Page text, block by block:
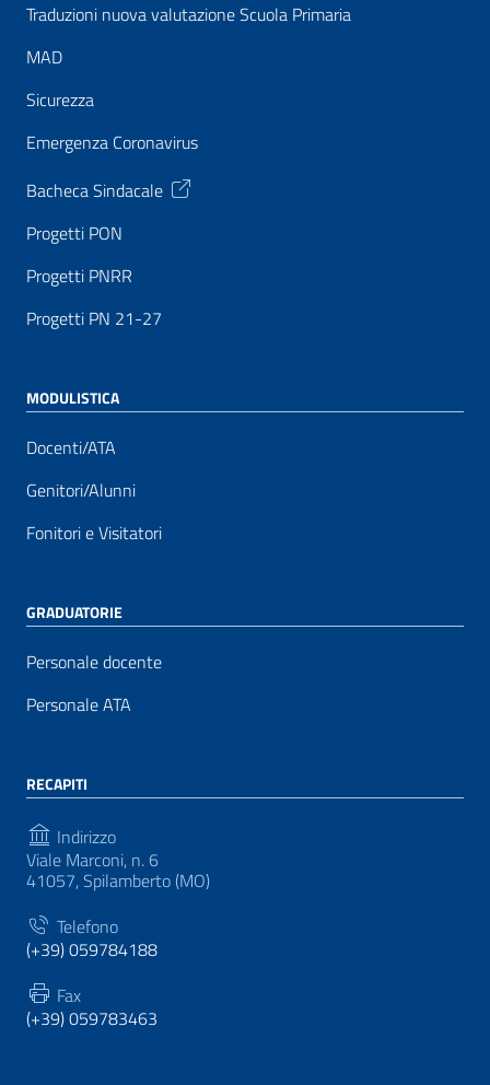
Traduzioni nuova valutazione Scuola Primaria
MAD
Sicurezza
Emergenza Coronavirus
Bacheca Sindacale
Progetti PON
Progetti PNRR
Progetti PN 21-27
MODULISTICA
Docenti/ATA
Genitori/Alunni
Fonitori e Visitatori
GRADUATORIE
Personale docente
Personale ATA
RECAPITI
Indirizzo
Viale Marconi, n. 6
41057, Spilamberto (MO)
Telefono
(+39) 059784188
Fax
(+39) 059783463